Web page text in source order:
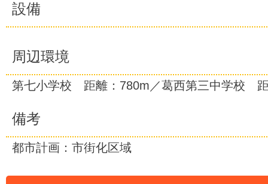
設備
周辺環境
第七小学校 距離：780m／葛西第三中学校
備考
都市計画：市街化区域